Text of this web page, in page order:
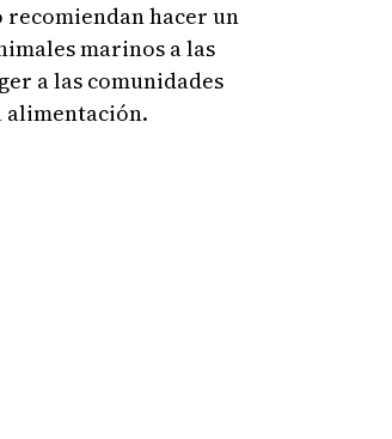
recomiendan hacer un
marinos a las
a las comunidades
alimentación.